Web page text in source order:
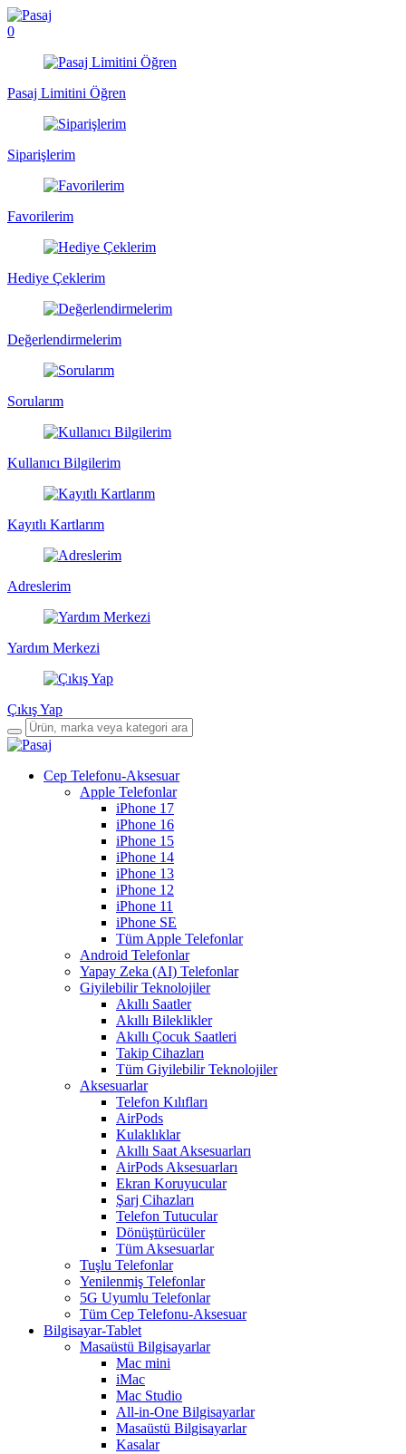
0
Pasaj Limitini Öğren
Siparişlerim
Favorilerim
Hediye Çeklerim
Değerlendirmelerim
Sorularım
Kullanıcı Bilgilerim
Kayıtlı Kartlarım
Adreslerim
Yardım Merkezi
Çıkış Yap
Cep Telefonu-Aksesuar
Apple Telefonlar
iPhone 17
iPhone 16
iPhone 15
iPhone 14
iPhone 13
iPhone 12
iPhone 11
iPhone SE
Tüm Apple Telefonlar
Android Telefonlar
Yapay Zeka (AI) Telefonlar
Giyilebilir Teknolojiler
Akıllı Saatler
Akıllı Bileklikler
Akıllı Çocuk Saatleri
Takip Cihazları
Tüm Giyilebilir Teknolojiler
Aksesuarlar
Telefon Kılıfları
AirPods
Kulaklıklar
Akıllı Saat Aksesuarları
AirPods Aksesuarları
Ekran Koruyucular
Şarj Cihazları
Telefon Tutucular
Dönüştürücüler
Tüm Aksesuarlar
Tuşlu Telefonlar
Yenilenmiş Telefonlar
5G Uyumlu Telefonlar
Tüm Cep Telefonu-Aksesuar
Bilgisayar-Tablet
Masaüstü Bilgisayarlar
Mac mini
iMac
Mac Studio
All-in-One Bilgisayarlar
Masaüstü Bilgisayarlar
Kasalar